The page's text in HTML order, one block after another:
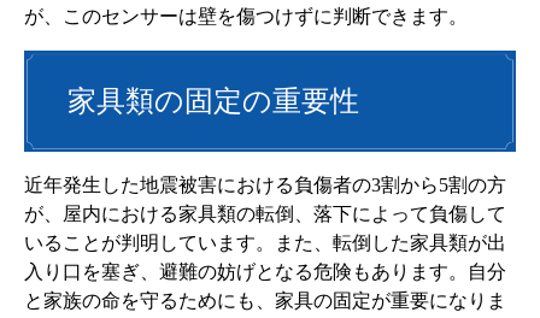
が、このセンサーは壁を傷つけずに判断できます。
家具類の固定の重要性
近年発生した地震被害における負傷者の3割から5割の方
が、屋内における家具類の転倒、落下によって負傷して
いることが判明しています。また、転倒した家具類が出
入り口を塞ぎ、避難の妨げとなる危険もあります。自分
と家族の命を守るためにも、家具の固定が重要になりま